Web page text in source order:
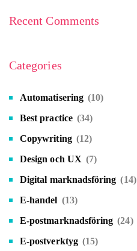
Recent Comments
Categories
Automatisering (10)
Best practice (34)
Copywriting (12)
Design och UX (7)
Digital marknadsföring (14)
E-handel (13)
E-postmarknadsföring (24)
E-postverktyg (15)